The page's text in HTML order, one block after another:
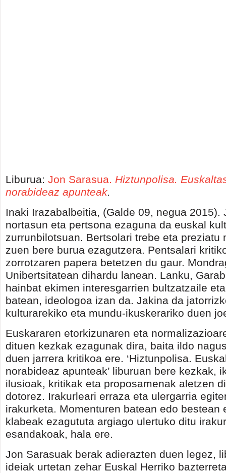
Liburua: Jon Sarasua. Hiztunpolisa.
norabideaz apunteak.
Inaki Irazabalbeitia, (Galde 09, negua 2015).
nortasun eta pertsona ezaguna da euskal
zurrunbilotsuan. Bertsolari trebe eta preziatu
zuen bere burua ezagutzera. Pentsalari
zorrotzaren papera betetzen du gaur.
Unibertsitatean dihardu lanean. Lanku,
hainbat ekimen interesgarrien bultzatzaile
batean, ideologoa izan da. Jakina da
kulturarekiko eta mundu-ikuskerariko duen
Euskararen etorkizunaren eta
dituen kezkak ezagunak dira, baita ildo
duen jarrera kritikoa ere. ‘Hiztunpolisa.
norabideaz apunteak’ liburuan bere kezkak,
ilusioak, kritikak eta proposamenak aletzen
dotorez. Irakurleari erraza eta ulergarria
irakurketa. Momenturen batean edo bestean
klabeak ezagututa argiago ulertuko ditu
esandakoak, hala ere.
Jon Sarasuak berak adierazten duen legez,
ideiak urtetan zehar Euskal Herriko